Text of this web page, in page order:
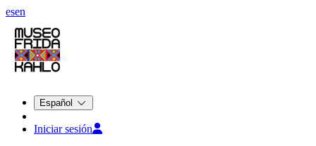
esen
Español
Iniciar sesión